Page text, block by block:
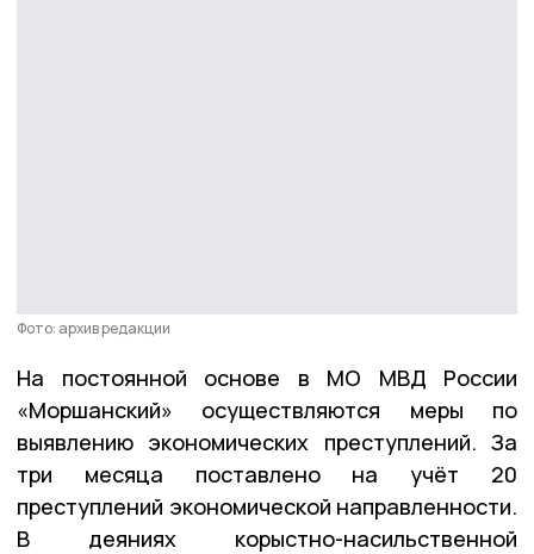
Фото: архив редакции
На постоянной основе в МО МВД России
«Моршанский» осуществляются меры по
выявлению экономических преступлений. За
три месяца поставлено на учёт 20
преступлений экономической направленности.
В деяниях корыстно-насильственной